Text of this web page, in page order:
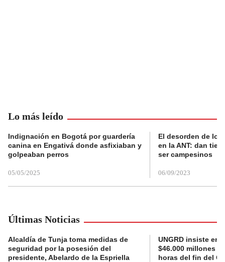
Lo más leído
Indignación en Bogotá por guardería
canina en Engativá donde asfixiaban y
golpeaban perros
05/05/2025
El desorden de
en la ANT: dan
ser campesinos
06/09/2023
Últimas Noticias
Alcaldía de Tunja toma medidas de
seguridad por la posesión del
presidente, Abelardo de la Espriella
UNGRD insiste en
$46.000 millones
horas del fin del